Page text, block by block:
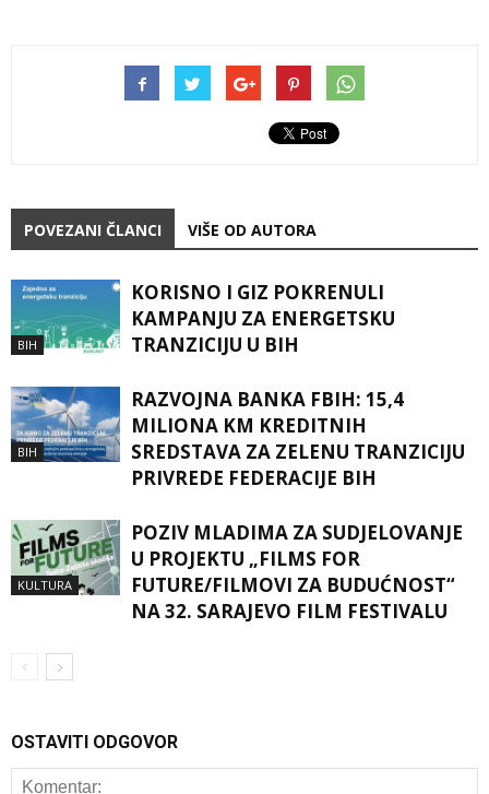
POVEZANI ČLANCI VIŠE OD AUTORA
BIH
KORISNO I GIZ POKRENULI
KAMPANJU ZA ENERGETSKU
TRANZICIJU U BIH
BIH
RAZVOJNA BANKA FBIH: 15,4
MILIONA KM KREDITNIH
SREDSTAVA ZA ZELENU TRANZICIJU
PRIVREDE FEDERACIJE BIH
KULTURA
POZIV MLADIMA ZA SUDJELOVANJE
U PROJEKTU „FILMS FOR
FUTURE/FILMOVI ZA BUDUĆNOST“
NA 32. SARAJEVO FILM FESTIVALU
OSTAVITI ODGOVOR